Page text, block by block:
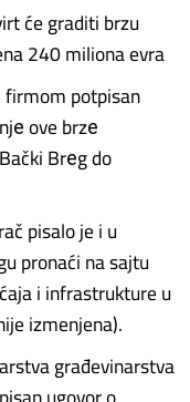
će graditi brzu
240 miliona evra
potpisan
ove brzе
Brеg do
pisalo je i u
pronaći na sajtu
i infrastrukture u
izmenjena).
građevinarstva